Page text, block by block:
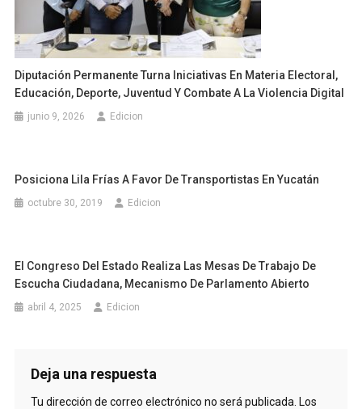
Diputación Permanente Turna Iniciativas En Materia Electoral,
Educación, Deporte, Juventud Y Combate A La Violencia Digital
junio 9, 2026 Edicion
Posiciona Lila Frías A Favor De Transportistas En Yucatán
octubre 30, 2019 Edicion
El Congreso Del Estado Realiza Las Mesas De Trabajo De
Escucha Ciudadana, Mecanismo De Parlamento Abierto
abril 4, 2025 Edicion
Deja una respuesta
Tu dirección de correo electrónico no será publicada. Los